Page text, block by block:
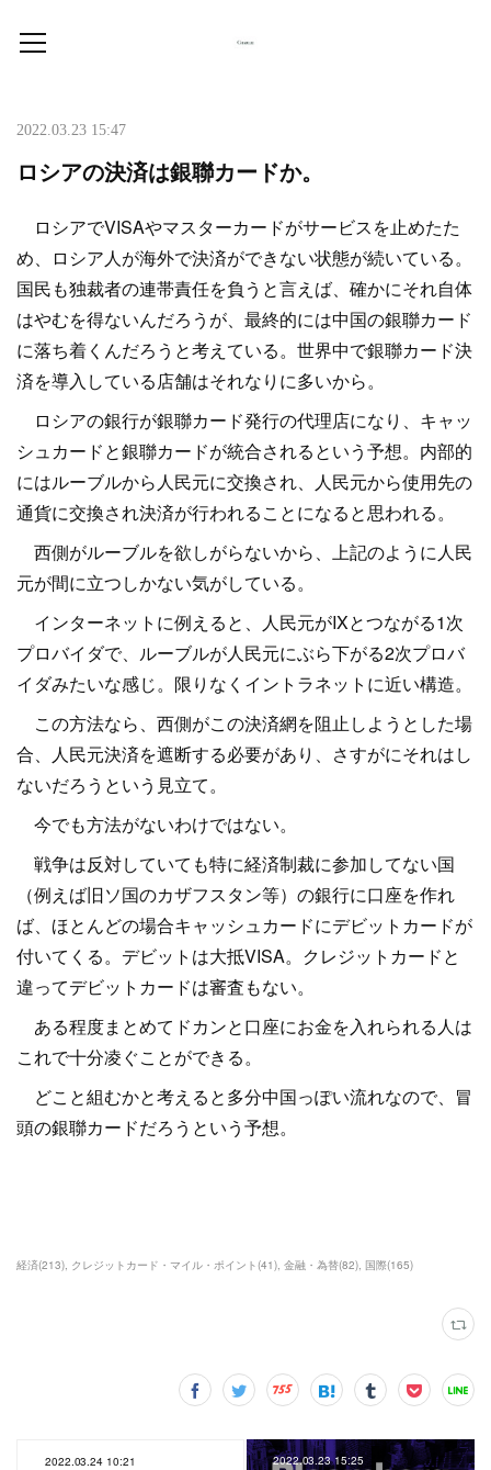
2022.03.23 15:47
ロシアの決済は銀聯カードか。
ロシアでVISAやマスターカードがサービスを止めたた
め、ロシア人が海外で決済ができない状態が続いている。
国民も独裁者の連帯責任を負うと言えば、確かにそれ自体
はやむを得ないんだろうが、最終的には中国の銀聯カード
に落ち着くんだろうと考えている。世界中で銀聯カード決
済を導入している店舗はそれなりに多いから。
ロシアの銀行が銀聯カード発行の代理店になり、キャッ
シュカードと銀聯カードが統合されるという予想。内部的
にはルーブルから人民元に交換され、人民元から使用先の
通貨に交換され決済が行われることになると思われる。
西側がルーブルを欲しがらないから、上記のように人民
元が間に立つしかない気がしている。
インターネットに例えると、人民元がIXとつながる1次
プロバイダで、ルーブルが人民元にぶら下がる2次プロバ
イダみたいな感じ。限りなくイントラネットに近い構造。
この方法なら、西側がこの決済網を阻止しようとした場
合、人民元決済を遮断する必要があり、さすがにそれはし
ないだろうという見立て。
今でも方法がないわけではない。
戦争は反対していても特に経済制裁に参加してない国
（例えば旧ソ国のカザフスタン等）の銀行に口座を作れ
ば、ほとんどの場合キャッシュカードにデビットカードが
付いてくる。デビットは大抵VISA。クレジットカードと
違ってデビットカードは審査もない。
ある程度まとめてドカンと口座にお金を入れられる人は
これで十分凌ぐことができる。
どこと組むかと考えると多分中国っぽい流れなので、冒
頭の銀聯カードだろうという予想。
経済(213) クレジットカード・マイル・ポイント(41) 金融・為替(82) 国際(165)
2022.03.24 10:21 2022.03.23 15:25